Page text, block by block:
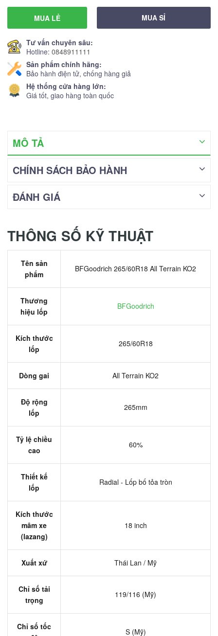
MUA LẺ MUA SỈ
Tư vấn chuyên sâu:
Hotline: 0848911111
Sản phẩm chính hãng:
Bảo hành điện tử, chống hàng giả
Hệ thống cửa hàng lớn:
Giá tốt, giao hàng toàn quốc
MÔ TẢ
CHÍNH SÁCH BẢO HÀNH
ĐÁNH GIÁ
THÔNG SỐ KỸ THUẬT
Tên sản
phẩm
BFGoodrich 265/60R18 All Terrain KO2
Thương
hiệu lốp
BFGoodrich
Kích thước
lốp
265/60R18
Dòng gai All Terrain KO2
Độ rộng
lốp
265mm
Tỷ lệ chiều
cao
60%
Thiết kế
lốp
Radial - Lốp bố tỏa tròn
Kích thước
mâm xe
(lazang)
18 inch
Xuất xứ Thái Lan / Mỹ
Chỉ số tải
trọng
119/116 (Mỹ)
Chỉ số tốc
S (Mỹ)